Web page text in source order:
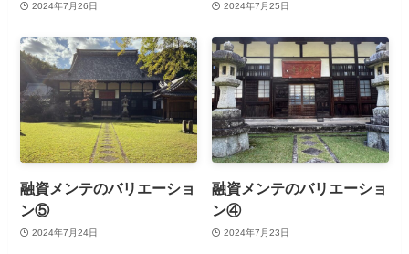
2024年7月26日 2024年7月25日
融資メンテのバリエーショ
ン⑤
2024年7月24日
融資メンテのバリエーショ
ン④
2024年7月23日